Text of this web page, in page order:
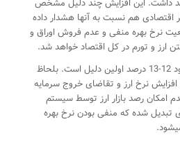
و افزایش 50 درصد داشت. این افزایش چند دلیل مشخص
25 پژوهشگر اقتصادی هم نسبت به آنها هشدار داده
نرخ بهره منفی و عدم فروش اوراق و
ارز و تورم در کل اقتصاد خواهد شد.
1- نرخ بهره حقیقی منفی حدود 12-13 درصد اولین دلیل است. بلحاظ
نرخ ارز و تقاضای خروج سرمایه
امکان رصد بازار ارز توسط سیستم
تبدیل شده که منفی بودن نرخ بهره